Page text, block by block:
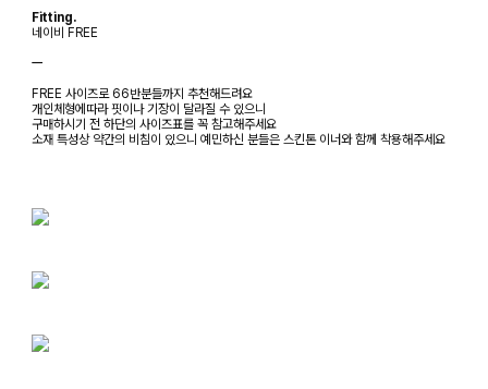
Fitting.
네이비 FREE
ㅡ
FREE 사이즈로 66반분들까지 추천해드려요
개인체형에따라 핏이나 기장이 달라질 수 있으니
구매하시기 전 하단의 사이즈표를 꼭 참고해주세요
소재 특성상 약간의 비침이 있으니 예민하신 분들은 스킨톤 이너와 함께 착용해주세요